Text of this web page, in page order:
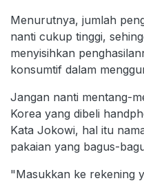
Menurutnya, jumlah
nanti cukup tinggi,
menyisihkan
konsumtif dalam
Jangan nanti mentang-
Korea yang dibeli
Kata Jokowi, hal itu
pakaian yang bagus-
"Masukkan ke rekening